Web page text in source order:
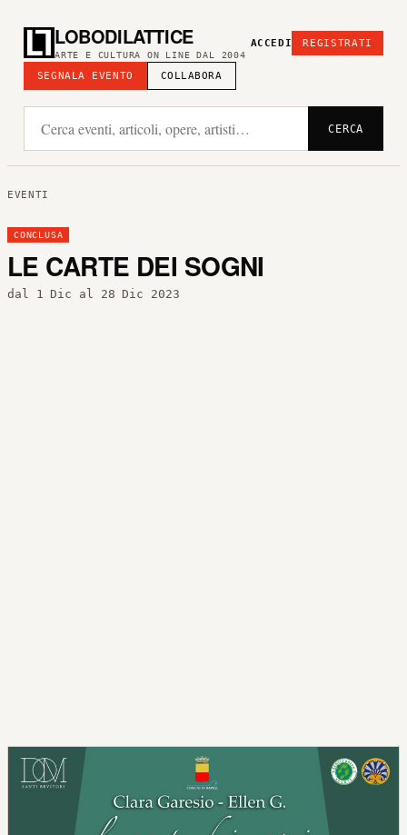
LOBODILATTICE
ARTE E CULTURA ON LINE DAL 2004
SEGNALA EVENTO COLLABORA
ACCEDI REGISTRATI
CERCA
EVENTI
CONCLUSA
LE CARTE DEI SOGNI
dal 1 Dic al 28 Dic 2023